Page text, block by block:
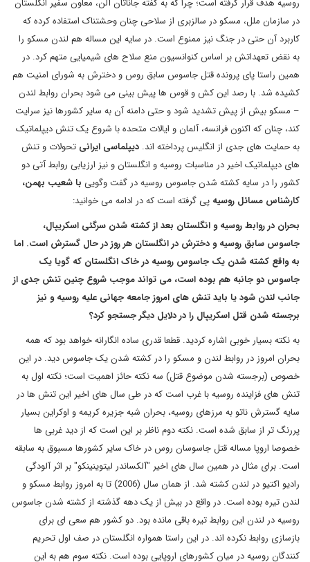
روسیه هدف قرار گرفته است؛ چرا که به گفته جاناتان آلن، معاون سفیر انگلستان
در سازمان ملل، مسکو در سالزبری از سلاحی چنان وحشتناک استفاده کرده که
کاربرد آن حتی در جنگ نیز ممنوع است. در سایه این مساله هم لندن مسکو را
به نقض تعهداتش بر اساس کنوانسیون منع سلاح های شیمیایی متهم کرد. در
همین راستا پای پرونده قتل جاسوس سابق روس و دخترش به شورای امنیت هم
کشیده شد. با رصد این کش و قوس ها پیش بینی می شود بحران روابط لندن
– مسکو بیش از پیش تشدید شود و حتی دامنه آن به سایر کشورها نیز سرایت
کند، چنان که اکنون فرانسه، آلمان و ایالات متحده با شروع یک تنش دیپلماتیک
به حمایت های جدی از انگلیس پرداخته اند. دیپلماسی ایرانی تحولات و تنش
های دیپلماتیک اخیر در مناسبات روسیه و انگلستان و نیز ارزیابی روابط آتی دو
کشور را در سایه کشته شدن جاسوس روسیه در گفت وگویی با شعیب بهمن،
کارشناس مسائل روسیه پی گرفته است که در ادامه می خوانید:
بحران در روابط روسیه و انگلستان بعد از کشته شدن سرگئی اسکریپال،
جاسوس سابق روسیه و دخترش در انگلستان هر روز در حال گسترش است. اما
به واقع کشته شدن یک جاسوس روسیه در خاک انگلستان که گویا یک
جاسوس دو جانبه هم بوده است، می تواند موجب شروع چنین تنش جدی از
جانب لندن شود یا باید تنش های امروز جامعه جهانی علیه روسیه و نیز
برجسته شدن قتل اسکریپال را در دلایل دیگر جستجو کرد؟
به نکته بسیار خوبی اشاره کردید. قطعا قدری ساده انگارانه خواهد بود که همه
بحران امروز در روابط لندن و مسکو را در کشته شدن یک جاسوس دید. در این
خصوص (برجسته شدن موضوع قتل) سه نکته حائز اهمیت است؛ نکته اول به
تنش های فزاینده روسیه با غرب است که در طی سال های اخیر این تنش ها در
سایه گسترش ناتو به مرزهای روسیه، بحران شبه جزیره کریمه و اوکراین بسیار
پررنگ تر از سابق شده است. نکته دوم ناظر بر این است که از دید غربی ها
خصوصا اروپا مساله قتل جاسوسان روس در خاک سایر کشورها مسبوق به سابقه
است. برای مثال در همین سال های اخیر "آلکساندر لیتوینینکو" بر اثر آلودگی
رادیو اکتیو در لندن کشته شد. از همان سال (2006) تا به امروز روابط مسکو و
لندن تیره بوده است. در واقع در بیش از یک دهه گذشته از کشته شدن جاسوس
روسیه در لندن این روابط تیره باقی مانده بود. دو کشور هم سعی ای برای
بازسازی روابط نکرده اند. در این راستا همواره انگلستان در صف اول تحریم
کنندگان روسیه در میان کشورهای اروپایی بوده است. نکته سوم هم به این